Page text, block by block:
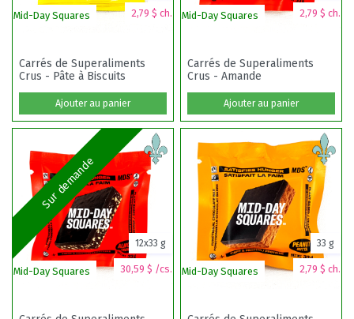
Mid-Day Squares 2,79 $ ch.
Carrés de Superaliments
Crus - Pâte à Biscuits
Ajouter au panier
Mid-Day Squares 2,79 $ ch.
Carrés de Superaliments
Crus - Amande
Ajouter au panier
Sur demande
Mid-Day Squares 30,59 $ /cs.
12x33 g
Mid-Day Squares 2,79 $ ch.
33 g